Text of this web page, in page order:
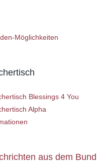
Möglichkeiten
aus dem